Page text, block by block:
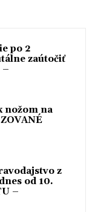
po 2
zaútočiť
–
nožom na
z
od 10.
–